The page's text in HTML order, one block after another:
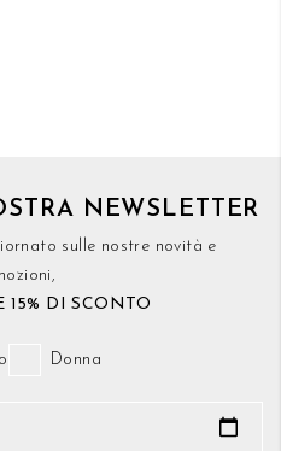
NEWSLETTER
sulle nostre novità e
15% DI SCONTO
Donna